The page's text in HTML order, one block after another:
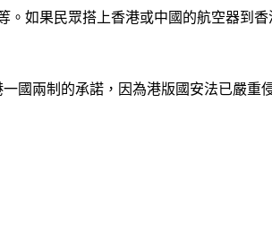
如果民眾搭上香港或中國的航空器到
國兩制的承諾，因為港版國安法已嚴重